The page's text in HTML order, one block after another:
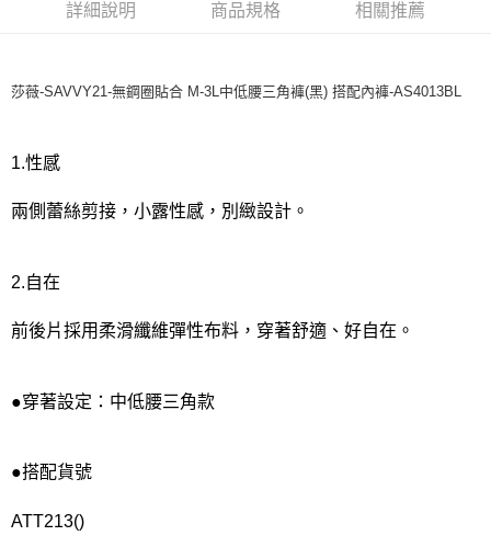
詳細說明 商品規格 相關推薦
莎薇-SAVVY21-無鋼圈貼合 M-3L中低腰三角褲(黑) 搭配內褲-AS4013BL
1.性感
兩側蕾絲剪接，小露性感，別緻設計。
2.自在
前後片採用柔滑纖維彈性布料，穿著舒適、好自在。
●穿著設定：中低腰三角款
●搭配貨號
ATT213()